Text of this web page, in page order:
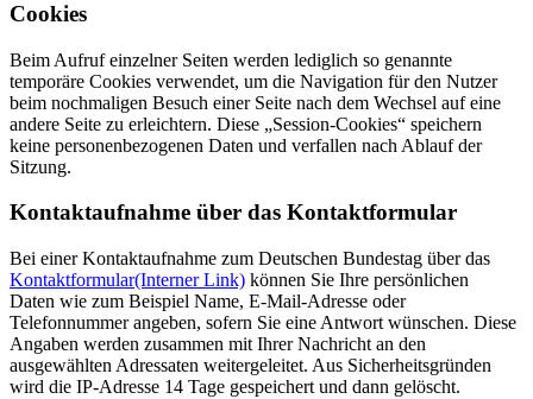
Cookies
Beim Aufruf einzelner Seiten werden lediglich so genannte
temporäre Cookies verwendet, um die Navigation für den Nutzer
beim nochmaligen Besuch einer Seite nach dem Wechsel auf eine
andere Seite zu erleichtern. Diese „Session-Cookies“ speichern
keine personenbezogenen Daten und verfallen nach Ablauf der
Sitzung.
Kontaktaufnahme über das Kontaktformular
Bei einer Kontaktaufnahme zum Deutschen Bundestag über das
Kontaktformular(Interner Link) können Sie Ihre persönlichen
Daten wie zum Beispiel Name, E-Mail-Adresse oder
Telefonnummer angeben, sofern Sie eine Antwort wünschen. Diese
Angaben werden zusammen mit Ihrer Nachricht an den
ausgewählten Adressaten weitergeleitet. Aus Sicherheitsgründen
wird die IP-Adresse 14 Tage gespeichert und dann gelöscht.